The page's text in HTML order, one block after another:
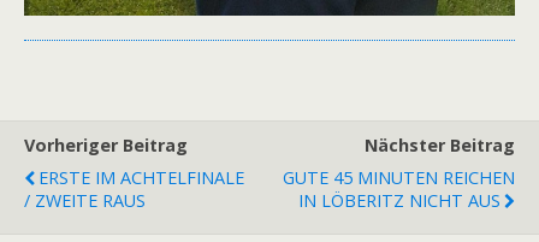
Vorheriger Beitrag
ERSTE IM ACHTELFINALE
/ ZWEITE RAUS
Nächster Beitrag
GUTE 45 MINUTEN REICHEN
IN LÖBERITZ NICHT AUS